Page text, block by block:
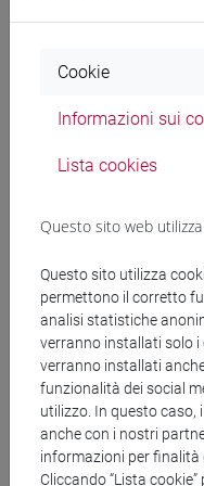
Documenti
bando
copertina.pdf
Banca Dati
Torna all'elenco dei
Cookie
Informazioni sui
Lista cookies
Questo sito web
Questo sito utilizza
permettono il corretto
analisi statistiche
verranno installati solo i
verranno installati
funzionalità dei social
utilizzo. In questo
anche con i nostri
informazioni per finalità
Cliccando “Lista